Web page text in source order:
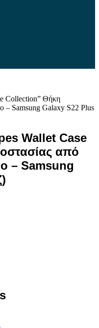
Wallet Case
από
– Samsung